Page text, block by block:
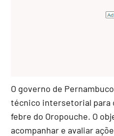
O governo de
técnico intersetorial para
febre do Oropouche. O
acompanhar e avaliar